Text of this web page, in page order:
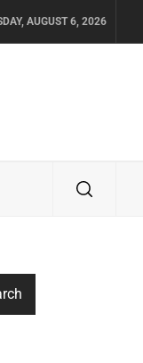
AUGUST 6, 2026